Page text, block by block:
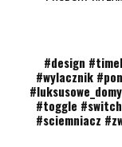
#design
#wylacznik
#toggle #switch
#sciemniacz